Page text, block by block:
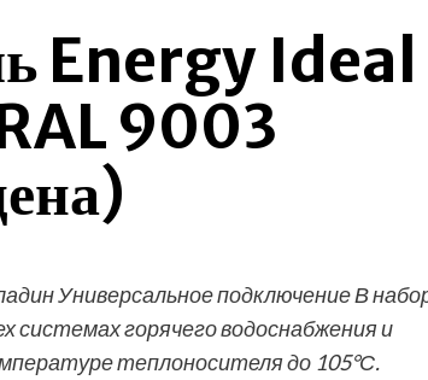
Energy Ideal
9003
Универсальное подключение В
горячего водоснабжения и
теплоносителя до 105°С.